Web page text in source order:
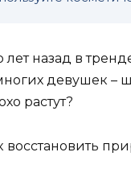
лет назад в
девушек –
растут?
восстановить